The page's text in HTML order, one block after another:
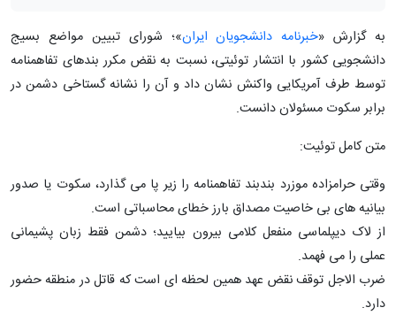
به گزارش «خبرنامه دانشجویان ایران»؛ شورای تبیین مواضع بسیج
دانشجویی کشور با انتشار توئیتی، نسبت به نقض مکرر بندهای تفاهمنامه
توسط طرف آمریکایی واکنش نشان داد و آن را نشانه گستاخی دشمن در
برابر سکوت مسئولان دانست.
متن کامل توئیت:
وقتی حرامزاده موزرد بندبند تفاهمنامه را زیر پا می گذارد، سکوت یا صدور
بیانیه های بی خاصیت مصداق بارز خطای محاسباتی است.
از لاک دیپلماسی منفعل کلامی بیرون بیایید؛ دشمن فقط زبان پشیمانی
عملی را می فهمد.
ضرب الاجل توقف نقض عهد همین لحظه ای است که قاتل در منطقه حضور
دارد.